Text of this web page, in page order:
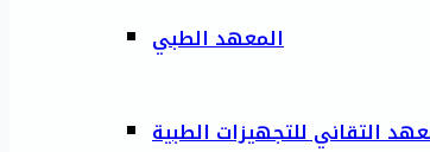
المعهد الطبي
التقاني للتجهيزات الطبية